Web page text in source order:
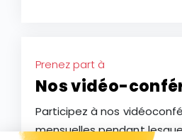
Prenez part à
Nos vidéo-
Participez à nos
mensuelles pendant